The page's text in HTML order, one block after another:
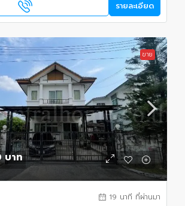
รายละเอียด
ขาย
บาท
19 นาที ที่ผ่านมา